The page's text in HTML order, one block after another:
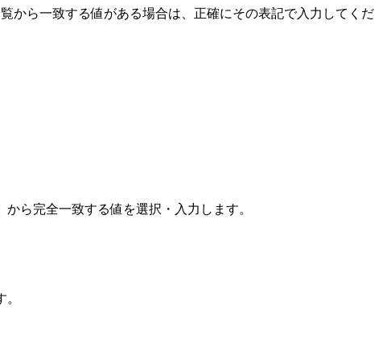
から一致する値がある場合は、正確にその表記で入力してくだ
ら完全一致する値を選択・入力します。